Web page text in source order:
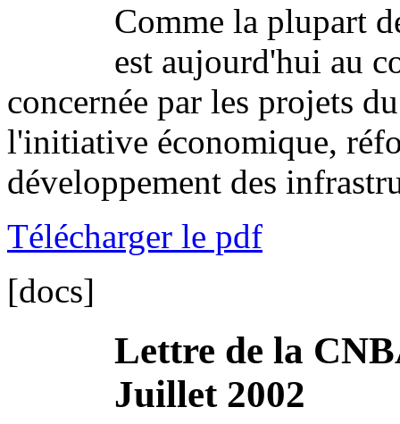
Comme la plupart
est aujourd'hui au
concernée par les projets
l'initiative économique,
développement des
Télécharger le pdf
[docs]
Lettre de la
Juillet 2002